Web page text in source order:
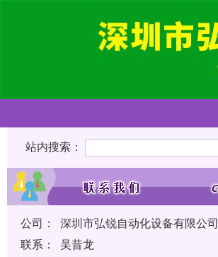
站内搜索：
公司：
深圳市弘锐自动化设备有限公司
联系：
吴昔龙